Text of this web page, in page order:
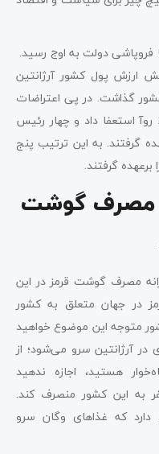
اقتصادی آرژانتین در سال 2001 با فروپاشی دولت به اوج رسید.
ارزش پول کشور آرژانتین
گذاشت. در پی اعتراضات
استعفا داد و چهار رئیس
گرفتند. به این ترتیب پنج
گرفتند.
مصرف گوشت
مصرف گوشت قرمز در این
در جهان متعلق به کشور
متوجه این موضوع خواهید
آرژانتین سرو می‌شود؛ از
هستید، اجازه ندهید
به این کشور منصرف کند.
دارد که غذاهای وگان سرو